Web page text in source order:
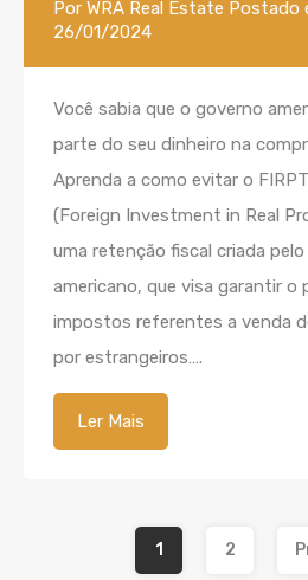
Por WRA Real Estate Postado
26/01/2024
Você sabia que o governo
parte do seu dinheiro na
Aprenda a como evitar o
(Foreign Investment in Real
uma retenção fiscal criada
americano, que visa garantir o
impostos referentes a venda
por estrangeiros….
Ler Mais
1 2